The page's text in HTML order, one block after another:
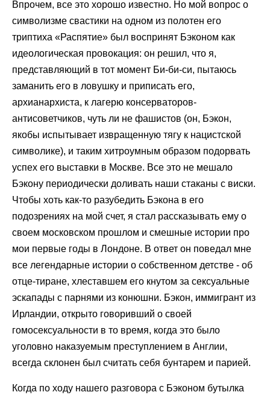
Впрочем, все это хорошо известно. Но мой вопрос о
символизме свастики на одном из полотен его
триптиха «Распятие» был воспринят Бэконом как
идеологическая провокация: он решил, что я,
представляющий в тот момент Би-би-си, пытаюсь
заманить его в ловушку и приписать его,
архианархиста, к лагерю консерваторов-
антисоветчиков, чуть ли не фашистов (он, Бэкон,
якобы испытывает извращенную тягу к нацистской
символике), и таким хитроумным образом подорвать
успех его выставки в Москве. Все это не мешало
Бэкону периодически доливать наши стаканы с виски.
Чтобы хоть как-то разубедить Бэкона в его
подозрениях на мой счет, я стал рассказывать ему о
своем московском прошлом и смешные истории про
мои первые годы в Лондоне. В ответ он поведал мне
все легендарные истории о собственном детстве - об
отце-тиране, хлеставшем его кнутом за сексуальные
эскапады с парнями из конюшни. Бэкон, иммигрант из
Ирландии, открыто говоривший о своей
гомосексуальности в то время, когда это было
уголовно наказуемым преступлением в Англии,
всегда склонен был считать себя бунтарем и парией.
Когда по ходу нашего разговора с Бэконом бутылка